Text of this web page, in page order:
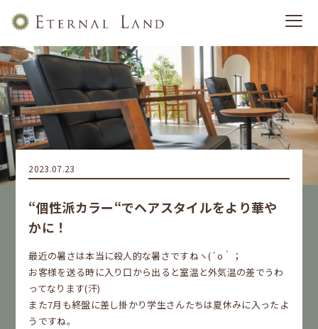
2023.07.23
“個性派カラー“でヘアスタイルをより華や
かに！
最近の暑さは本当に殺人的な暑さですねヽ(´o｀；
お客様を送る時に入り口から出ると室温と外気温の差でうわ
ってなります(汗)
また7月も終盤に差し掛かり学生さんたちは夏休みに入ったよ
うですね。